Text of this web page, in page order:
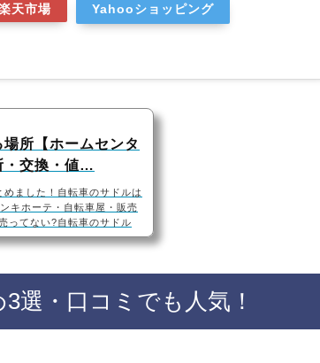
天市場 Yahooショッピング
所【ホームセンタ
・交換・値…
ました！自転車のサドルは
キホーテ・自転車屋・販売
ってない?自転車のサドル
自転車屋などに売っていま
適 衝撃吸収 軽量 サドル 痛く
選・口コミでも人気！